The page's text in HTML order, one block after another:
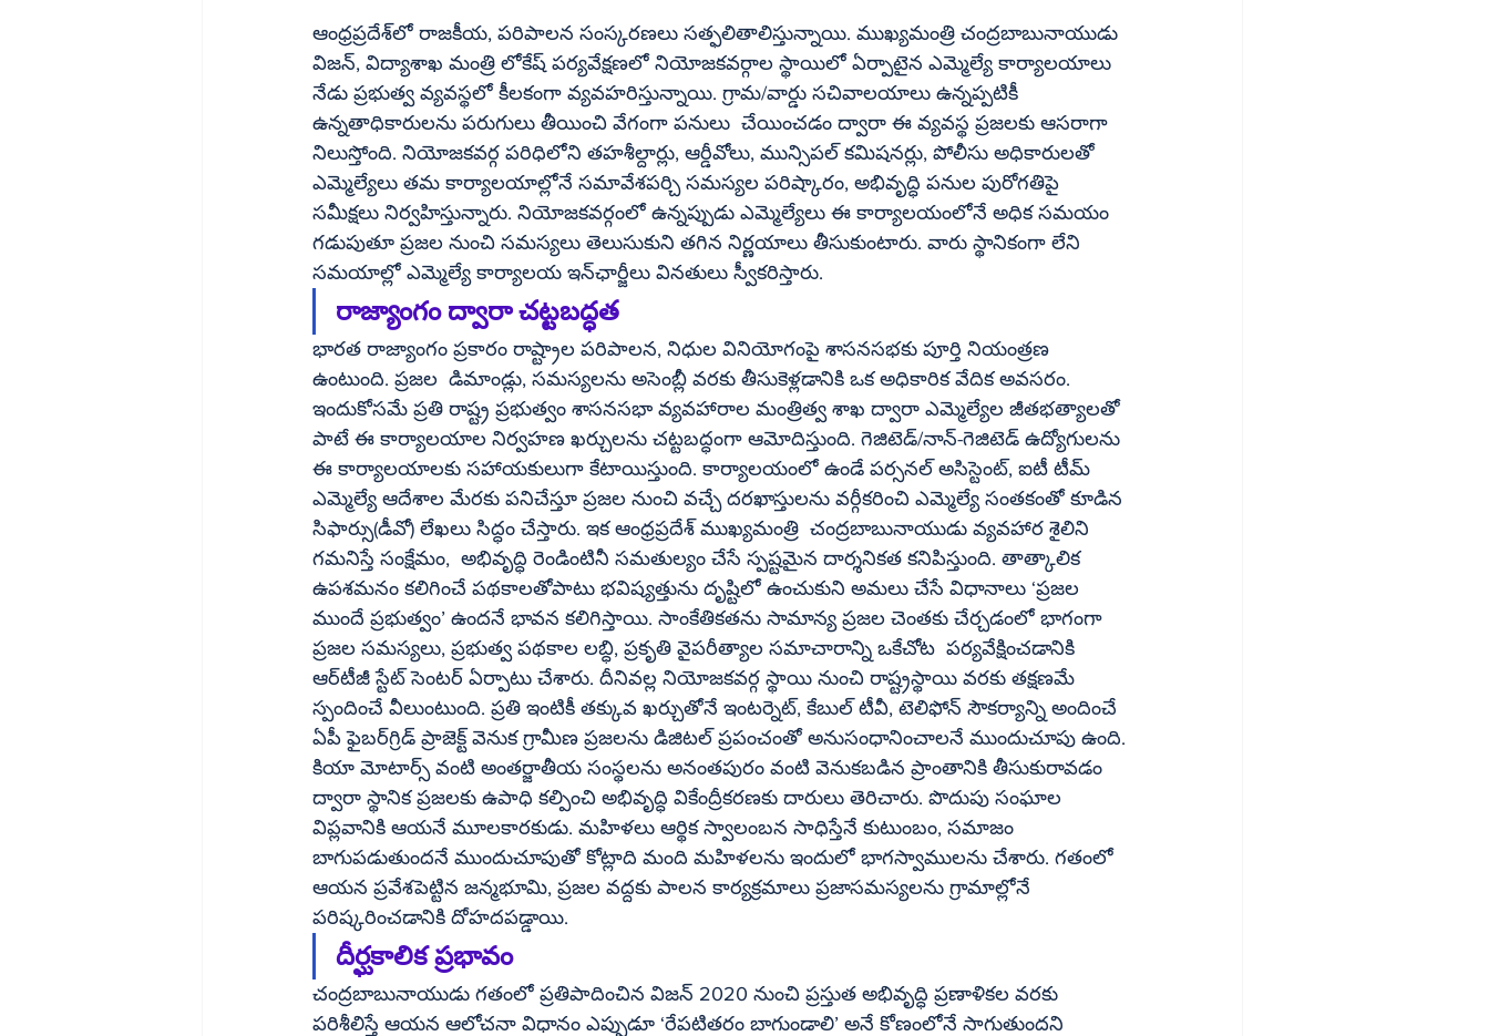
ఆంధ్రప్రదేశ్‌లో రాజకీయ, పరిపాలన సంస్కరణలు సత్ఫలితాలిస్తున్నాయి. ముఖ్యమంత్రి చంద్రబాబునాయుడు
విజన్, విద్యాశాఖ మంత్రి లోకేష్ పర్యవేక్షణలో నియోజకవర్గాల స్థాయిలో ఏర్పాటైన ఎమ్మెల్యే కార్యాలయాలు
నేడు ప్రభుత్వ వ్యవస్థలో కీలకంగా వ్యవహరిస్తున్నాయి. గ్రామ/వార్డు సచివాలయాలు ఉన్నప్పటికీ
ఉన్నతాధికారులను పరుగులు తీయించి వేగంగా పనులు  చేయించడం ద్వారా ఈ వ్యవస్థ ప్రజలకు ఆసరాగా
నిలుస్తోంది. నియోజకవర్గ పరిధిలోని తహశీల్దార్లు, ఆర్డీవోలు, మున్సిపల్ కమిషనర్లు, పోలీసు అధికారులతో
ఎమ్మెల్యేలు తమ కార్యాలయాల్లోనే సమావేశపర్చి సమస్యల పరిష్కారం, అభివృద్ధి పనుల పురోగతిపై
సమీక్షలు నిర్వహిస్తున్నారు. నియోజకవర్గంలో ఉన్నప్పుడు ఎమ్మెల్యేలు ఈ కార్యాలయంలోనే అధిక సమయం
గడుపుతూ ప్రజల నుంచి సమస్యలు తెలుసుకుని తగిన నిర్ణయాలు తీసుకుంటారు. వారు స్థానికంగా లేని
సమయాల్లో ఎమ్మెల్యే కార్యాలయ ఇన్‌ఛార్జీలు వినతులు స్వీకరిస్తారు.
రాజ్యాంగం ద్వారా చట్టబద్ధత
భారత రాజ్యాంగం ప్రకారం రాష్ట్రాల పరిపాలన, నిధుల వినియోగంపై శాసనసభకు పూర్తి నియంత్రణ
ఉంటుంది. ప్రజల  డిమాండ్లు, సమస్యలను అసెంబ్లీ వరకు తీసుకెళ్లడానికి ఒక అధికారిక వేదిక అవసరం.
ఇందుకోసమే ప్రతి రాష్ట్ర ప్రభుత్వం శాసనసభా వ్యవహారాల మంత్రిత్వ శాఖ ద్వారా ఎమ్మెల్యేల జీతభత్యాలతో
పాటే ఈ కార్యాలయాల నిర్వహణ ఖర్చులను చట్టబద్ధంగా ఆమోదిస్తుంది. గెజిటెడ్/నాన్-గెజిటెడ్ ఉద్యోగులను
ఈ కార్యాలయాలకు సహాయకులుగా కేటాయిస్తుంది. కార్యాలయంలో ఉండే పర్సనల్ అసిస్టెంట్, ఐటీ టీమ్
ఎమ్మెల్యే ఆదేశాల మేరకు పనిచేస్తూ ప్రజల నుంచి వచ్చే దరఖాస్తులను వర్గీకరించి ఎమ్మెల్యే సంతకంతో కూడిన
సిఫార్సు(డీవో) లేఖలు సిద్ధం చేస్తారు. ఇక ఆంధ్రప్రదేశ్ ముఖ్యమంత్రి  చంద్రబాబునాయుడు వ్యవహార శైలిని
గమనిస్తే సంక్షేమం,  అభివృద్ధి రెండింటినీ సమతుల్యం చేసే స్పష్టమైన దార్శనికత కనిపిస్తుంది. తాత్కాలిక
ఉపశమనం కలిగించే పథకాలతోపాటు భవిష్యత్తును దృష్టిలో ఉంచుకుని అమలు చేసే విధానాలు ‘ప్రజల
ముందే ప్రభుత్వం’ ఉందనే భావన కలిగిస్తాయి. సాంకేతికతను సామాన్య ప్రజల చెంతకు చేర్చడంలో భాగంగా
ప్రజల సమస్యలు, ప్రభుత్వ పథకాల లబ్ధి, ప్రకృతి వైపరీత్యాల సమాచారాన్ని ఒకేచోట  పర్యవేక్షించడానికి
ఆర్‌టీజీ స్టేట్ సెంటర్ ఏర్పాటు చేశారు. దీనివల్ల నియోజకవర్గ స్థాయి నుంచి రాష్ట్రస్థాయి వరకు తక్షణమే
స్పందించే వీలుంటుంది. ప్రతి ఇంటికీ తక్కువ ఖర్చుతోనే ఇంటర్నెట్, కేబుల్ టీవీ, టెలిఫోన్ సౌకర్యాన్ని అందించే
ఏపీ ఫైబర్‌గ్రిడ్ ప్రాజెక్ట్ వెనుక గ్రామీణ ప్రజలను డిజిటల్ ప్రపంచంతో అనుసంధానించాలనే ముందుచూపు ఉంది.
కియా మోటార్స్ వంటి అంతర్జాతీయ సంస్థలను అనంతపురం వంటి వెనుకబడిన ప్రాంతానికి తీసుకురావడం
ద్వారా స్థానిక ప్రజలకు ఉపాధి కల్పించి అభివృద్ధి వికేంద్రీకరణకు దారులు తెరిచారు. పొదుపు సంఘాల
విప్లవానికి ఆయనే మూలకారకుడు. మహిళలు ఆర్థిక స్వాలంబన సాధిస్తేనే కుటుంబం, సమాజం
బాగుపడుతుందనే ముందుచూపుతో కోట్లాది మంది మహిళలను ఇందులో భాగస్వాములను చేశారు. గతంలో
ఆయన ప్రవేశపెట్టిన జన్మభూమి, ప్రజల వద్దకు పాలన కార్యక్రమాలు ప్రజాసమస్యలను గ్రామాల్లోనే
పరిష్కరించడానికి దోహదపడ్డాయి.
దీర్ఘకాలిక ప్రభావం
చంద్రబాబునాయుడు గతంలో ప్రతిపాదించిన విజన్ 2020 నుంచి ప్రస్తుత అభివృద్ధి ప్రణాళికల వరకు
పరిశీలిస్తే ఆయన ఆలోచనా విధానం ఎప్పుడూ ‘రేపటితరం బాగుండాలి’ అనే కోణంలోనే సాగుతుందని